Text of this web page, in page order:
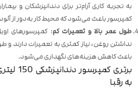
به تجربه کاری آرام‌تر برای دندانپزشکان و
کمپرسور باعث می‌شود که محیط کار به‌دور از
طول عمر بالا و تعمیرات کم: کمپرسورهای
نداشتن روغن، نیاز کمتری به تعمیرات دارند و
باعث کاهش هزینه‌های نگهداری می‌شود.
برتری
به رقبا